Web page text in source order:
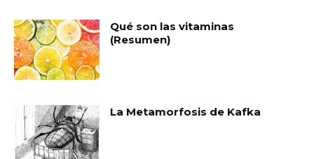
Qué son las vitaminas
(Resumen)
La Metamorfosis de Kafka